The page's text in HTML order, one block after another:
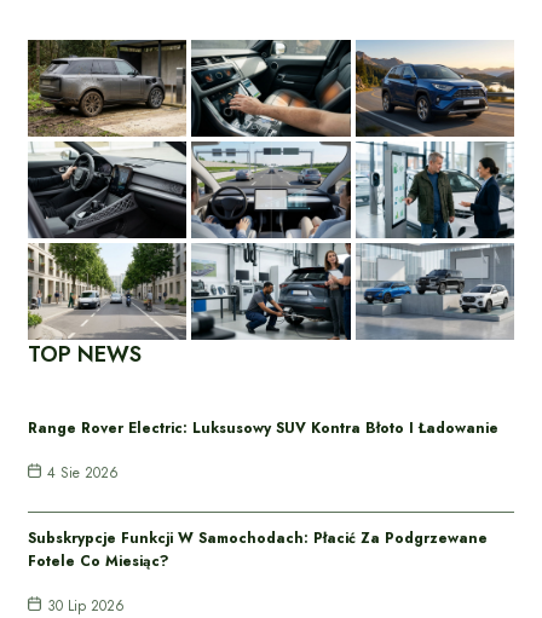
TOP NEWS
Range Rover Electric: Luksusowy SUV Kontra Błoto I Ładowanie
4 Sie 2026
Subskrypcje Funkcji W Samochodach: Płacić Za Podgrzewane
Fotele Co Miesiąc?
30 Lip 2026